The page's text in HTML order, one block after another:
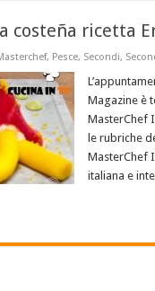
costeña ricetta
, Pesce, Secondi,
Magazine è
MasterChef
le rubriche
MasterChef
italiana e